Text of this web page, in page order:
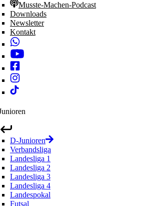
Musste-Machen-Podcast
Downloads
Newsletter
Kontakt
D-Junioren
Verbandsliga
Landesliga 1
Landesliga 2
Landesliga 3
Landesliga 4
Landespokal
Futsal